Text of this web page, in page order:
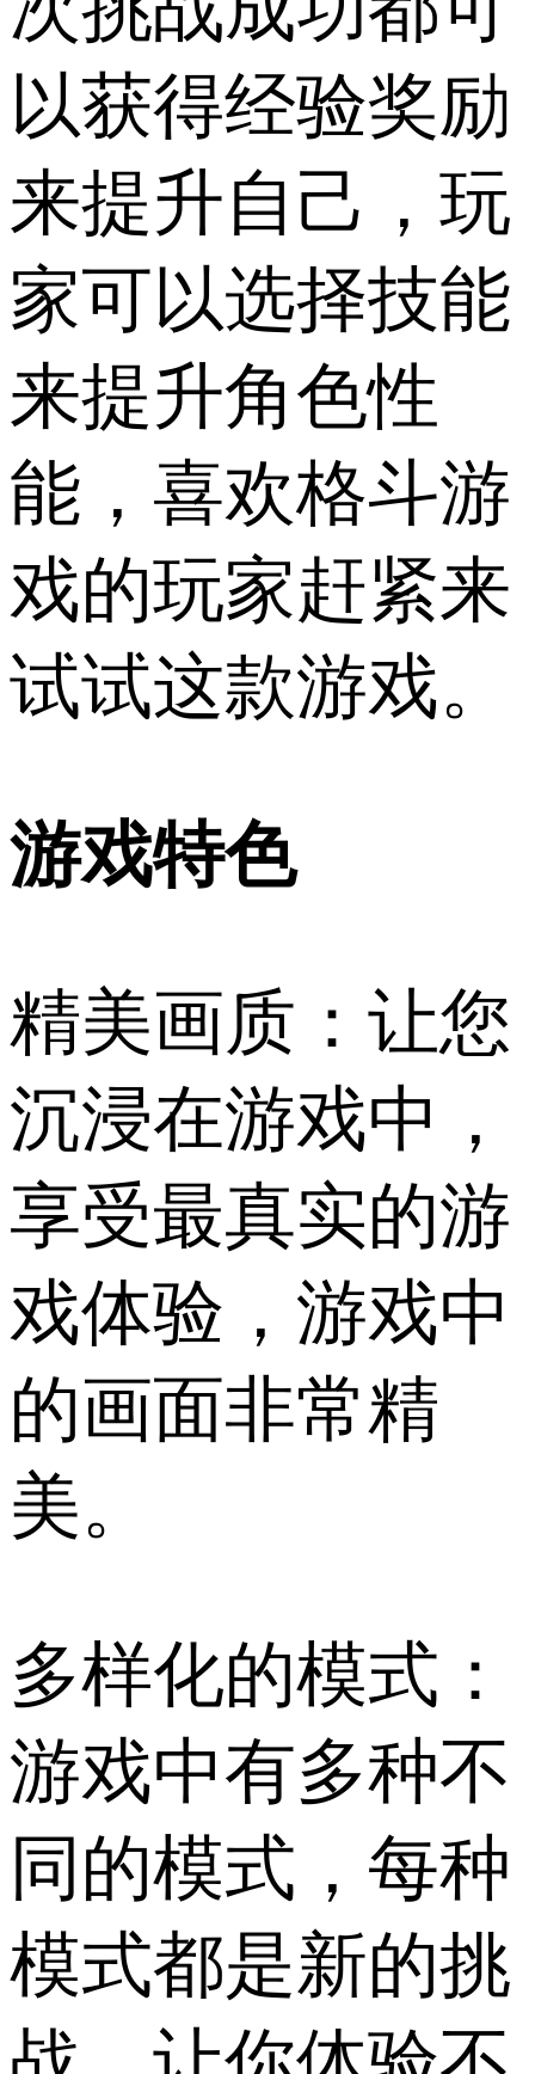
以获得经验奖励
来提升自己，玩
家可以选择技能
来提升角色性
能，喜欢格斗游
戏的玩家赶紧来
试试这款游戏。
游戏特色
精美画质：让您
沉浸在游戏中，
享受最真实的游
戏体验，游戏中
的画面非常精
美。
多样化的模式：
游戏中有多种不
同的模式，每种
模式都是新的挑